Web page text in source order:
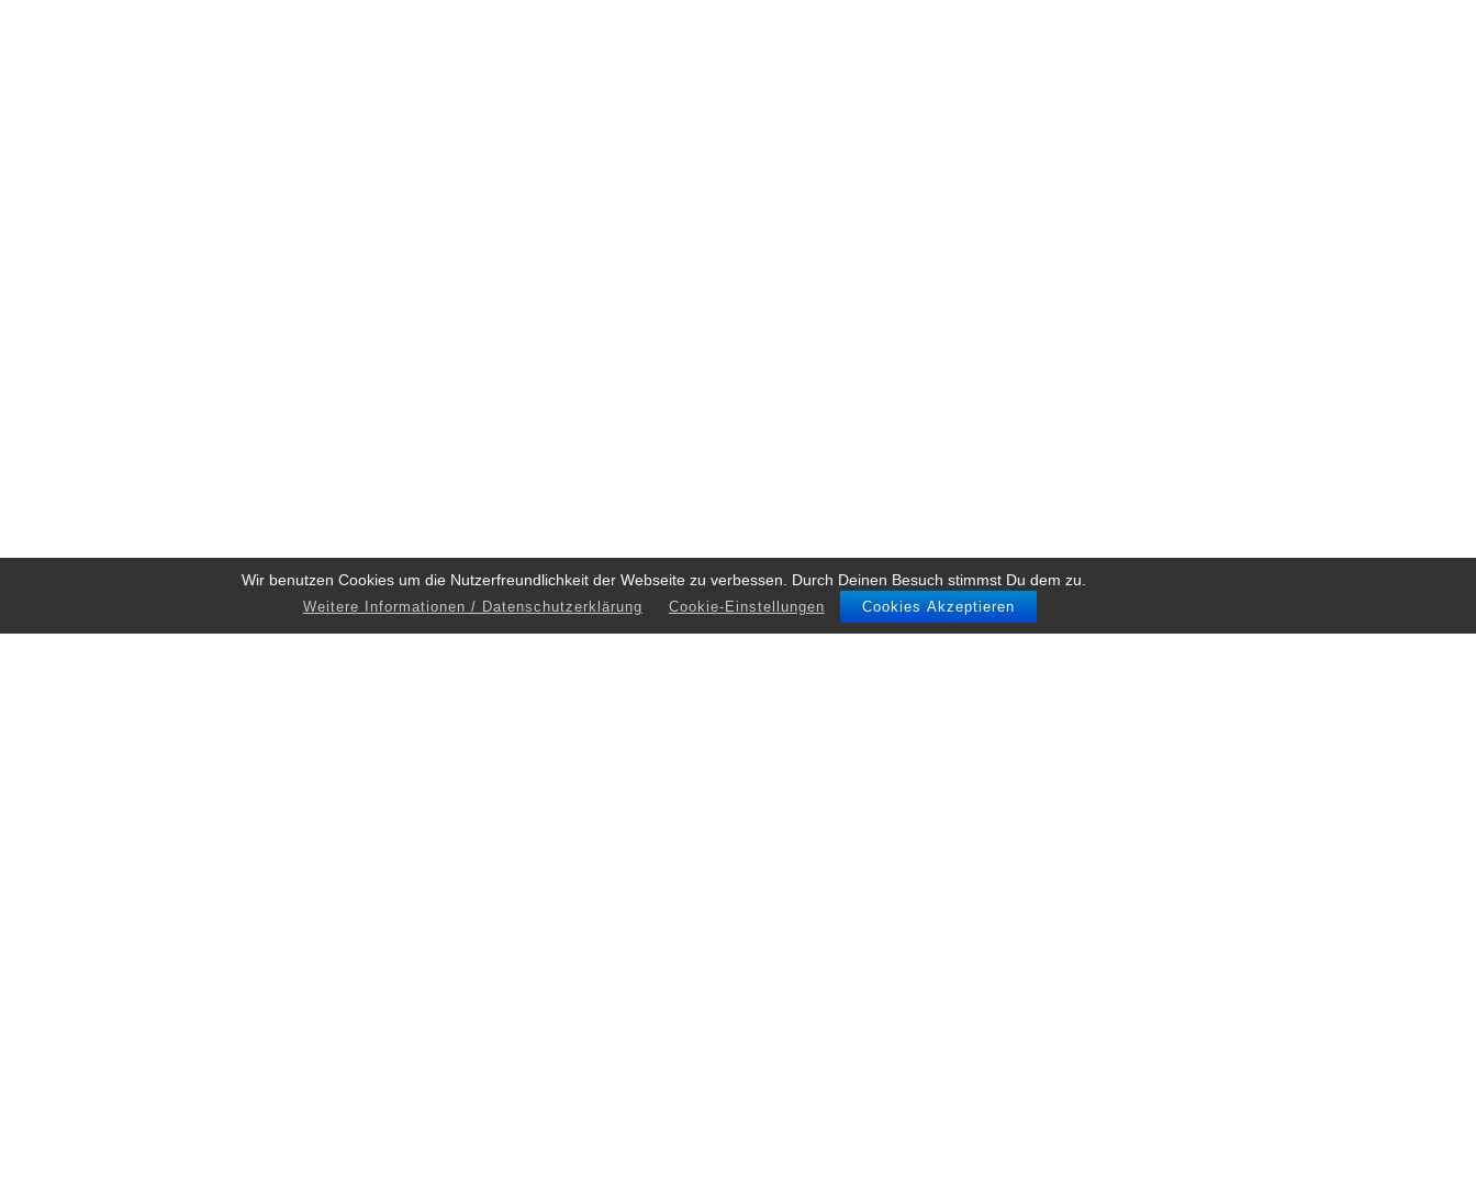
Wir benutzen Cookies um die Nutzerfreundlichkeit der Webseite zu verbessen. Durch Deinen Besuch stimmst Du dem zu.
Weitere Informationen / Datenschutzerklärung Cookie-Einstellungen Cookies Akzeptieren